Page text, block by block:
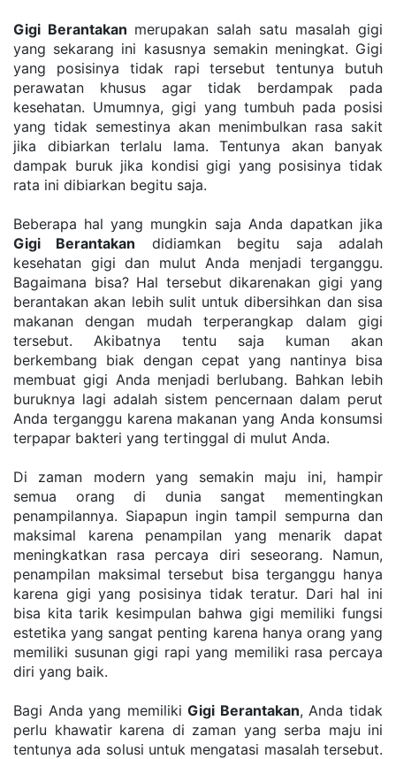
Gigi Berantakan merupakan salah satu masalah gigi
yang sekarang ini kasusnya semakin meningkat. Gigi
yang posisinya tidak rapi tersebut tentunya butuh
perawatan khusus agar tidak berdampak pada
kesehatan. Umumnya, gigi yang tumbuh pada posisi
yang tidak semestinya akan menimbulkan rasa sakit
jika dibiarkan terlalu lama. Tentunya akan banyak
dampak buruk jika kondisi gigi yang posisinya tidak
rata ini dibiarkan begitu saja.
Gigi Berantakan didiamkan begitu saja adalah
kesehatan gigi dan mulut Anda menjadi terganggu.
Bagaimana bisa? Hal tersebut dikarenakan gigi yang
berantakan akan lebih sulit untuk dibersihkan dan sisa
makanan dengan mudah terperangkap dalam gigi
tersebut. Akibatnya tentu saja kuman akan
berkembang biak dengan cepat yang nantinya bisa
membuat gigi Anda menjadi berlubang. Bahkan lebih
buruknya lagi adalah sistem pencernaan dalam perut
Anda terganggu karena makanan yang Anda konsumsi
terpapar bakteri yang tertinggal di mulut Anda.
Di zaman modern yang semakin maju ini, hampir
semua orang di dunia sangat mementingkan
penampilannya. Siapapun ingin tampil sempurna dan
maksimal karena penampilan yang menarik dapat
meningkatkan rasa percaya diri seseorang. Namun,
penampilan maksimal tersebut bisa terganggu hanya
karena gigi yang posisinya tidak teratur. Dari hal ini
bisa kita tarik kesimpulan bahwa gigi memiliki fungsi
estetika yang sangat penting karena hanya orang yang
memiliki susunan gigi rapi yang memiliki rasa percaya
diri yang baik.
Bagi Anda yang memiliki Gigi Berantakan, Anda tidak
perlu khawatir karena di zaman yang serba maju ini
tentunya ada solusi untuk mengatasi masalah tersebut.